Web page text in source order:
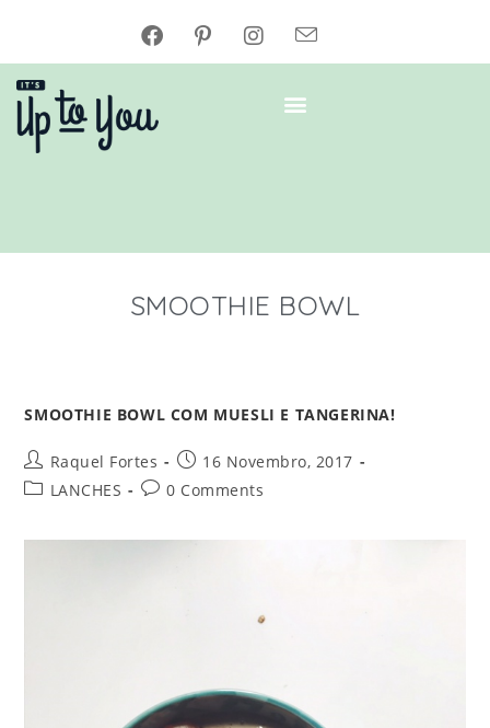
SMOOTHIE BOWL
SMOOTHIE BOWL COM MUESLI E TANGERINA!
Raquel Fortes
16 Novembro, 2017
LANCHES
0 Comments